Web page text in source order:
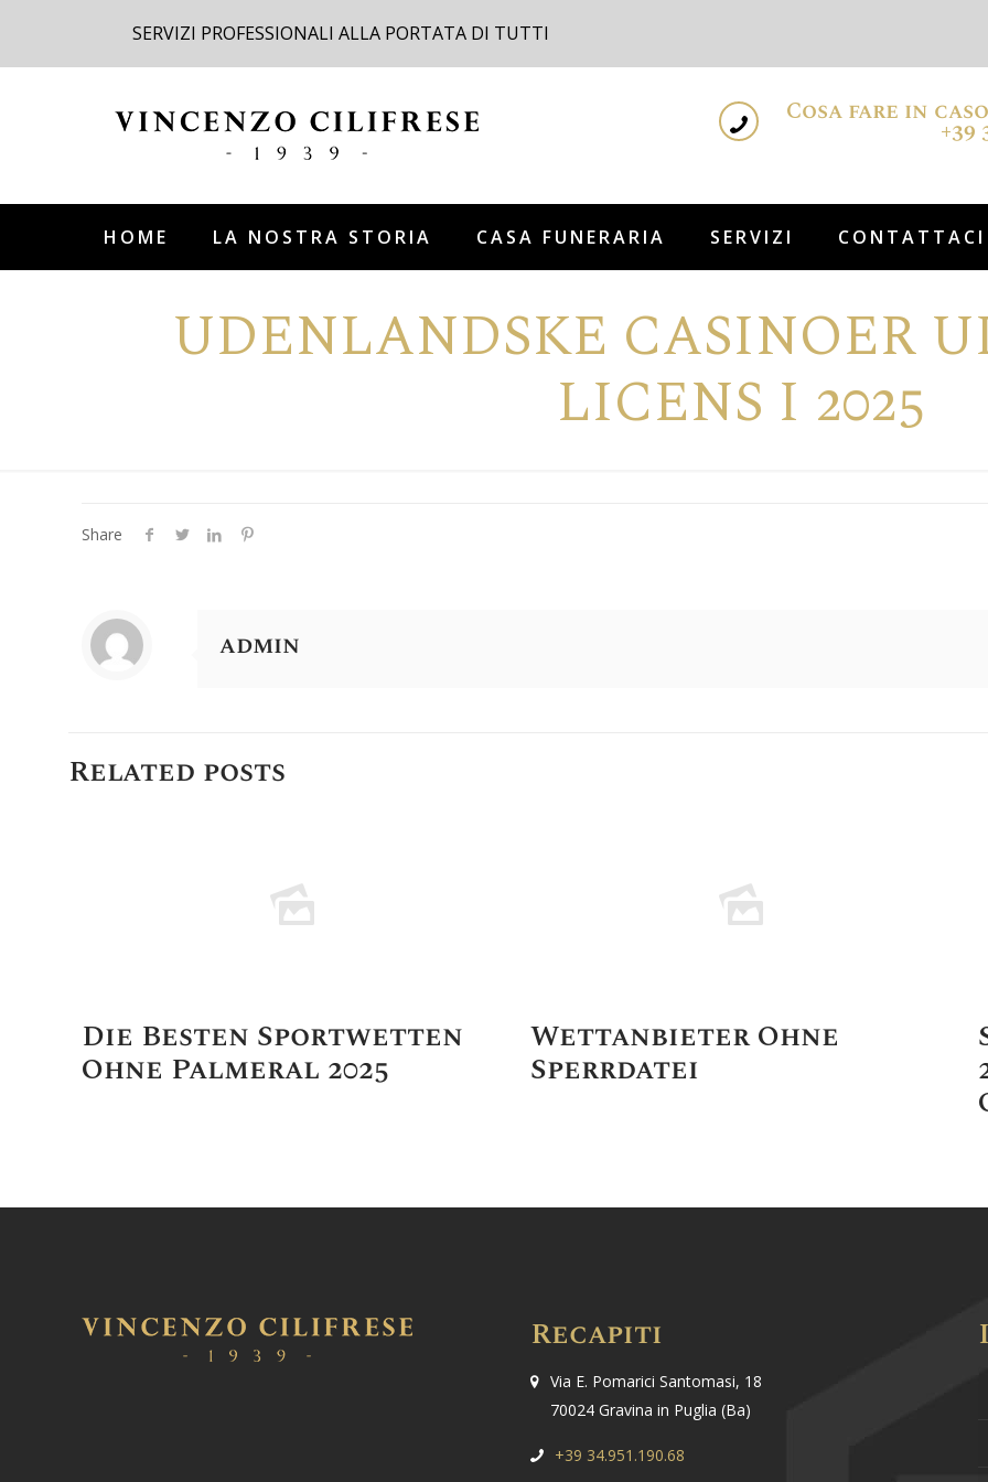
SERVIZI PROFESSIONALI ALLA PORTATA DI TUTTI
HOME LA NOSTRA STORIA CASA FUNERARIA SERVIZI CONTATTACI
Cosa fare in
+39
UDENLANDSKE CASINOER
LICENS I 2025
Share
admin
Related posts
Die Besten Sportwetten
Ohne Palmeral 2025
Wettanbieter Ohne
Sperrdatei
Recapiti
Via E. Pomarici Santomasi, 18
70024 Gravina in Puglia (Ba)
+39 34.951.190.68